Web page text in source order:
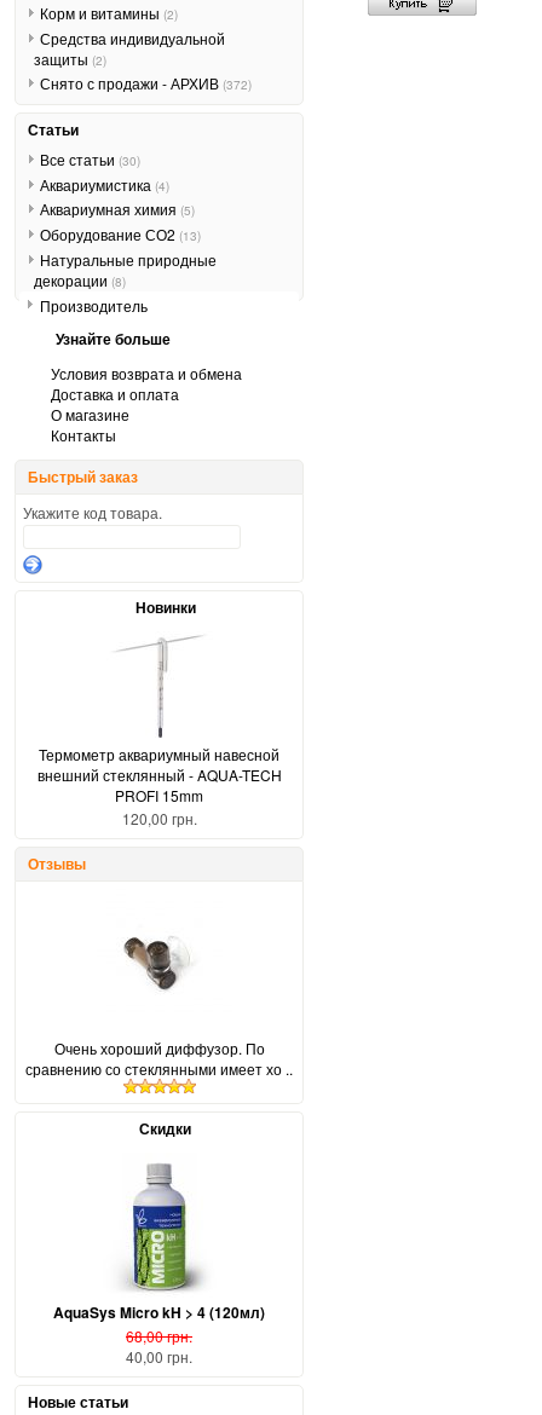
Корм и витамины (2)
Средства индивидуальной
защиты (2)
Снято с продажи - АРХИВ (372)
Статьи
Все статьи (30)
Аквариумистика (4)
Аквариумная химия (5)
Оборудование СО2 (13)
Натуральные природные
декорации (8)
Производитель
Узнайте больше
Условия возврата и обмена
Доставка и оплата
О магазине
Контакты
Быстрый заказ
Укажите код товара.
Новинки
Термометр аквариумный навесной
внешний стеклянный - AQUA-TECH
PROFI 15mm
120,00 грн.
Отзывы
Очень хороший диффузор. По
сравнению со стеклянными имеет хо ..
Скидки
AquaSys Micro kH > 4 (120мл)
68,00 грн.
40,00 грн.
Новые статьи